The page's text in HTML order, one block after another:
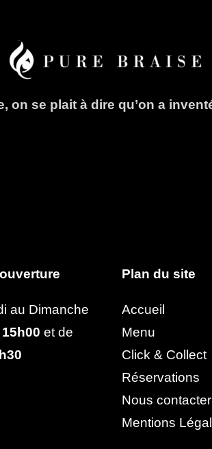
on se plait à dire qu’on a
au Dimanche
et de
Plan du site
Accueil
Menu
Click & Collect
Réservations
Nous contacter
Mentions